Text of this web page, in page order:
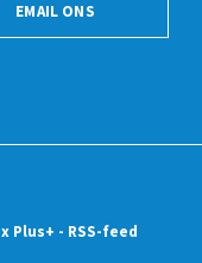
EMAIL ONS
x Plus+ - RSS-feed